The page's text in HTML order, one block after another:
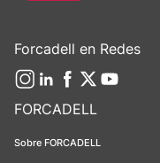
FORCADELL
Sobre FORCADELL
Forcadell en Redes